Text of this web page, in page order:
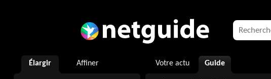
Élargir Affiner Votre actu Guide